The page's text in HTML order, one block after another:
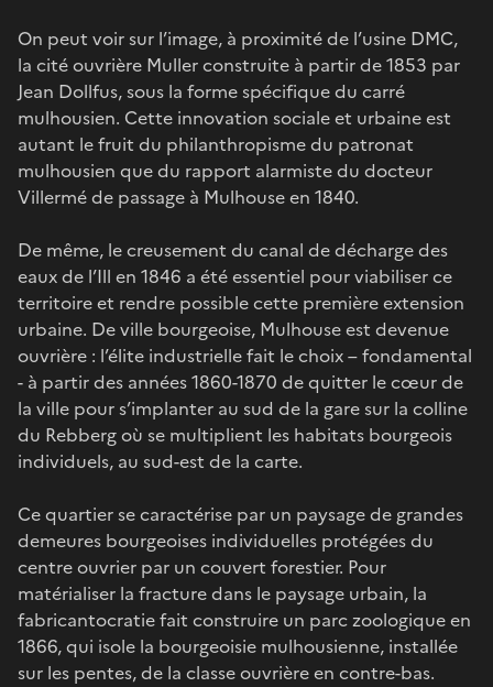
On peut voir sur l’image, à proximité de l’usine DMC,
la cité ouvrière Muller construite à partir de 1853 par
Jean Dollfus, sous la forme spécifique du carré
mulhousien. Cette innovation sociale et urbaine est
autant le fruit du philanthropisme du patronat
mulhousien que du rapport alarmiste du docteur
Villermé de passage à Mulhouse en 1840.
De même, le creusement du canal de décharge des
eaux de l’Ill en 1846 a été essentiel pour viabiliser ce
territoire et rendre possible cette première extension
urbaine. De ville bourgeoise, Mulhouse est devenue
ouvrière : l’élite industrielle fait le choix – fondamental
- à partir des années 1860-1870 de quitter le cœur de
la ville pour s’implanter au sud de la gare sur la colline
du Rebberg où se multiplient les habitats bourgeois
individuels, au sud-est de la carte.
Ce quartier se caractérise par un paysage de grandes
demeures bourgeoises individuelles protégées du
centre ouvrier par un couvert forestier. Pour
matérialiser la fracture dans le paysage urbain, la
fabricantocratie fait construire un parc zoologique en
1866, qui isole la bourgeoisie mulhousienne, installée
sur les pentes, de la classe ouvrière en contre-bas.